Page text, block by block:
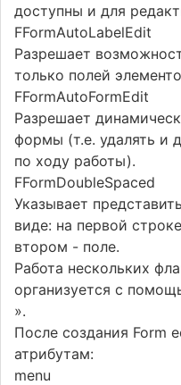
доступны и для
FFormAutoLabelEdit
Разрешает
только полей
FFormAutoFormEdit
Разрешает
формы (т.е. удалять и
по ходу работы).
FFormDoubleSpaced
Указывает
виде: на первой
втором - поле.
Работа нескольких
организуется с
».
После создания Form
атрибутам:
menu